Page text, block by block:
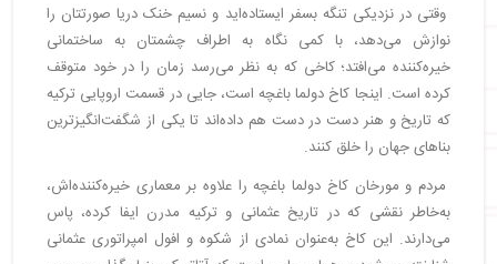
・ علت ساخت کاخ: نمایش قدرت و مدرنیته
・
نقش کاخ دولماباغچه در دوره عثمانی
・سرنوشت آتاتورک و کاخ دولما باغچه
・تاریخچه‌ای که زنده است
・معماری کاخ دولما باغچه
・ سبک معماری: ترکیبی خیره‌کننده از عثمانی و اروپایی
・ نمای بیرونی: شکوه در جزئیات
・فضای داخلی: از تالار کریستال تا راه‌پله‌های
شگفت‌انگیز
وقتی در نزدیکی تنگه بسفر ایستاده‌اید و نسیم خنک دریا صورتتان را
نوازش می‌دهد، با کمی نگاه به اطراف چشمتان به ساختمانی
خیره‌کننده می‌افتد؛ کاخی که به نظر می‌رسد زمان را در خود متوقف
کرده است. اینجا کاخ دولما باغچه است، جایی در قسمت اروپایی ترکیه
که تاریخ و هنر دست در دست هم داده‌اند تا یکی از شگفت‌انگیزترین
بناهای جهان را خلق کنند.
مردم و مورخان کاخ دولما باغچه را علاوه بر معماری خیره‌کننده‌اش،
به‌خاطر نقشی که در تاریخ عثمانی و ترکیه مدرن ایفا کرده، پاس
می‌دارند. این کاخ به‌عنوان نمادی از شکوه و افول امپراتوری عثمانی